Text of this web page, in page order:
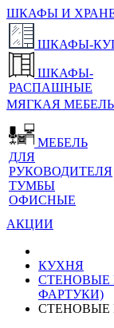
ШКАФЫ И
ШКАФЫ-
ШКАФЫ-
РАСПАШНЫЕ
МЯГКАЯ МЕБЕЛЬ
МЕБЕЛЬ
ДЛЯ
РУКОВОДИТЕЛЯ
ТУМБЫ
ОФИСНЫЕ
АКЦИИ
КУХНЯ
СТЕНОВЫЕ
ФАРТУКИ)
СТЕНОВЫЕ